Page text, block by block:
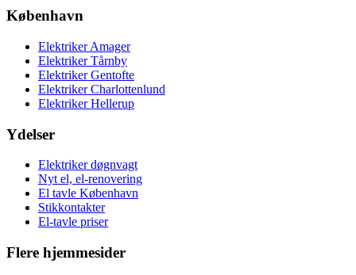
København
Elektriker Amager
Elektriker Tårnby
Elektriker Gentofte
Elektriker Charlottenlund
Elektriker Hellerup
Ydelser
Elektriker døgnvagt
Nyt el, el-renovering
El tavle København
Stikkontakter
El-tavle priser
Flere hjemmesider